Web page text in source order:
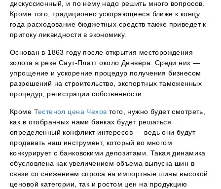
дискуссионный, и по нему надо решить много вопросов.
Кроме того, традиционно ускоряющееся ближе к концу
года расходование бюджетных средств также приведет к
притоку ликвидности в экономику.
Основан в 1863 году после открытия месторождения
золота в реке Саут-Платт около Денвера. Среди них —
упрощение и ускорение процедур получения бизнесом
разрешений на строительство, экспортных таможенных
процедур, регистрации собственности.
Кроме Тестенол цена Чехов того, нужно будет смотреть,
как в отобранных нами банках будет решаться
определенный конфликт интересов — ведь они будут
продавать наш инструмент, который во многом
конкурирует с банковскими депозитами. Такая динамика
обусловлена как увеличением объема выпуска шин в
связи со снижением спроса на импортные шины высокой
ценовой категории, так и ростом цен на продукцию